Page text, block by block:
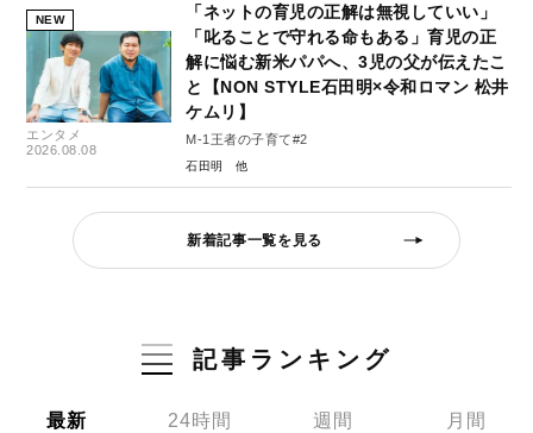
NEW
エンタメ
2026.08.08
「ネットの育児の正解は無視していい」
「叱ることで守れる命もある」育児の正
解に悩む新米パパへ、3児の父が伝えたこ
と【NON STYLE石田明×令和ロマン 松井
ケムリ】
M-1王者の子育て#2
石田明
新着記事一覧を見る
記事ランキング
最新 24時間 週間 月間